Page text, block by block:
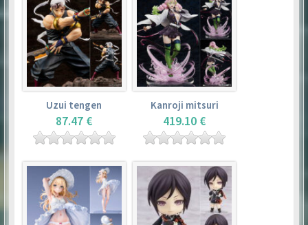
Uzui tengen
87.47 €
Kanroji mitsuri
419.10 €